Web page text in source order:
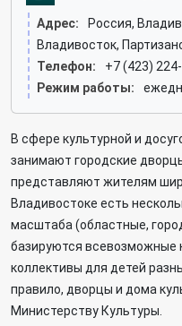
Адрес:
Россия,
Владивосток,
Телефон:
+7 (423)
Режим работы:
В сфере культурной и
занимают городские
представляют жителям
Владивостоке есть
масштаба (областные,
базируются всевозможные
коллективы для детей
правило, дворцы и дома
Министерству Культуры.